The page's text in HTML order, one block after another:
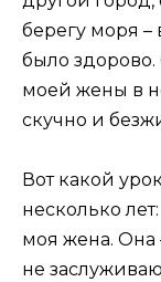
берегу моря –
было здорово.
моей жены в
скучно и
Вот какой
несколько
моя жена. Она
не